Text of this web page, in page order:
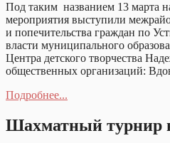
Под таким названием 13 марта
мероприятия выступили
и попечительства граждан по
власти муниципального
Центра детского творчества
общественных организаций:
Подробнее...
Шахматный турнир